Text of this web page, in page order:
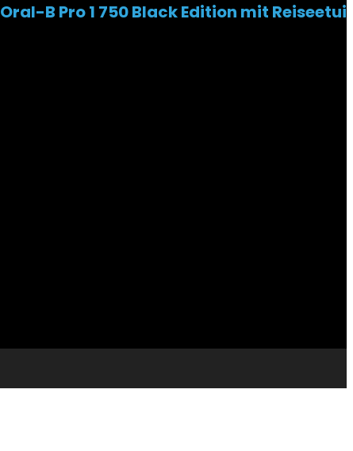
Oral-B Pro 1 750 Black Edition mit Reiseetui